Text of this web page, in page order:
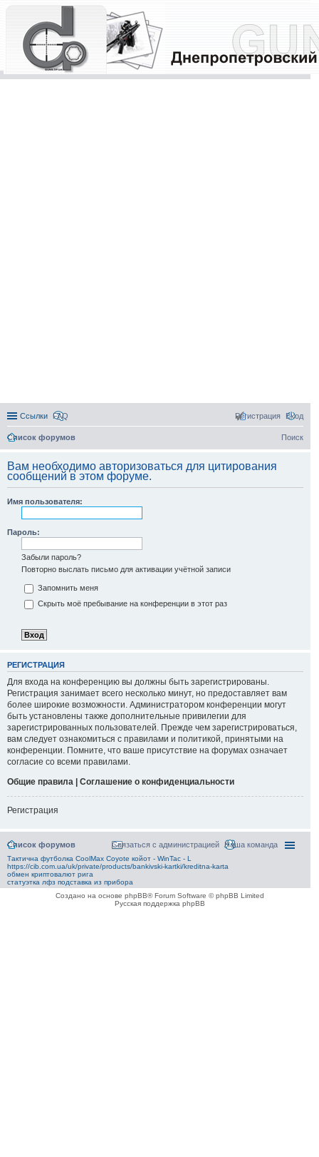
Ссылки FAQ Вход
Регистрация
Список форумов Поиск
Вам необходимо авторизоваться для цитирования
сообщений в этом форуме.
Имя пользователя:
Пароль:
Забыли пароль?
Повторно выслать письмо для активации учётной записи
Запомнить меня
Скрыть моё пребывание на конференции в этот раз
РЕГИСТРАЦИЯ
Для входа на конференцию вы должны быть зарегистрированы.
Регистрация занимает всего несколько минут, но предоставляет вам
более широкие возможности. Администратором конференции могут
быть установлены также дополнительные привилегии для
зарегистрированных пользователей. Прежде чем зарегистрироваться,
вам следует ознакомиться с правилами и политикой, принятыми на
конференции. Помните, что ваше присутствие на форумах означает
согласие со всеми правилами.
Общие правила | Соглашение о конфиденциальности
Регистрация
Список форумов Наша команда
Связаться с администрацией
Тактична футболка CoolMax Coyote койот - WinTac - L
https://cib.com.ua/uk/private/products/bankivski-kartki/kreditna-karta
обмен криптовалют рига
статуэтка лфз подставка из прибора
Создано на основе phpBB® Forum Software © phpBB Limited
Русская поддержка phpBB